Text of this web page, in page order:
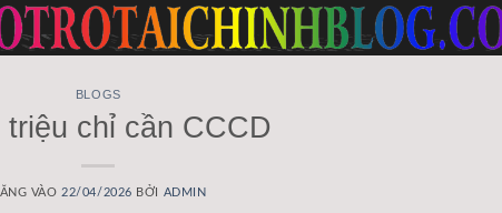
BLOGS
triệu chỉ cần CCCD
VÀO 22/04/2026 BỞI ADMIN